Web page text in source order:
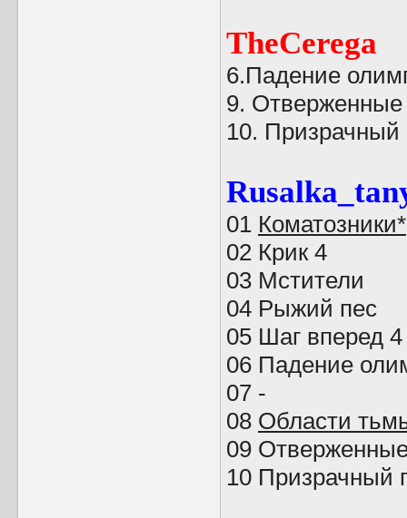
TheCerega
6.Падение
9. Отверженные
10. Призрачный
01 Коматозники*
02 Крик 4
03 Мстители
04 Рыжий пес
05 Шаг вперед 4
06 Падение
07 -
08 Области
09
10 Призрачный